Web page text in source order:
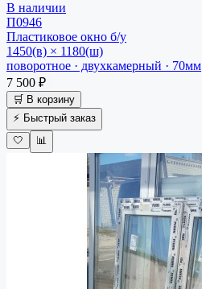
В наличии
П0946
Пластиковое окно б/у
1450(в) × 1180(ш)
поворотное · двухкамерный · 70мм
7 500 ₽
🛒 В корзину
⚡ Быстрый заказ
🤍
📊